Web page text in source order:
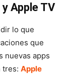
Apple TV
lo que
que
nuevas apps
tres: Apple